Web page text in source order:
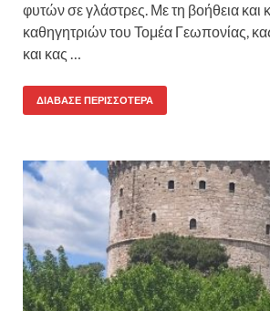
φυτών σε γλάστρες. Με τη βοήθεια
καθηγητριών του Τομέα Γεωπονίας,
και κας …
ΔΙΆΒΑΣΕ ΠΕΡΙΣΣΌΤΕΡΑ